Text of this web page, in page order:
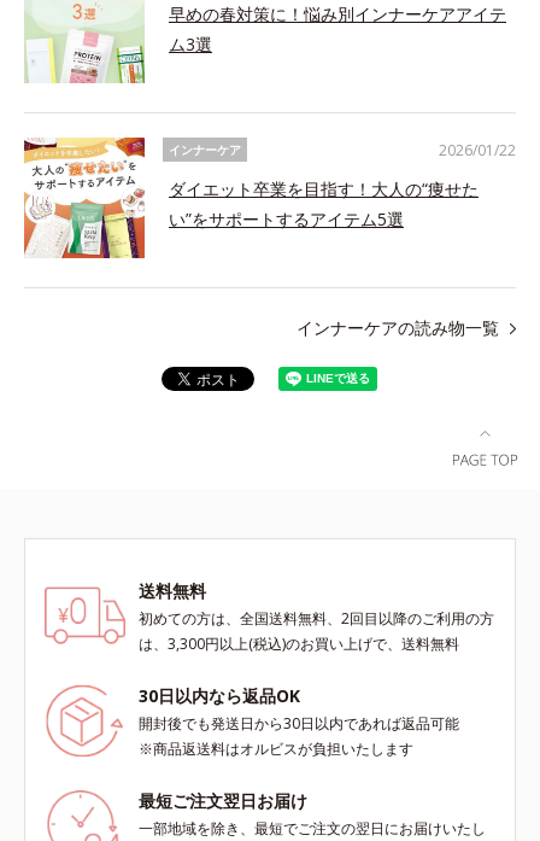
早めの春対策に！悩み別インナーケアアイテ
ム3選
インナーケア
ダイエット卒業を目指す！大人の“痩せた
い”をサポートするアイテム5選
2026/01/22
インナーケアの読み物一覧
送料無料
初めての方は、全国送料無料、2回目以降のご利用の方
は、3,300円以上(税込)のお買い上げで、送料無料
30日以内なら返品OK
開封後でも発送日から30日以内であれば返品可能
※商品返送料はオルビスが負担いたします
最短ご注文翌日お届け
一部地域を除き、最短でご注文の翌日にお届けいたし